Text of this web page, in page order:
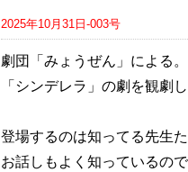
2025年10月31日-003号
劇団「みょうぜん」による。
「シンデレラ」の劇を観劇
登場するのは知ってる先生
お話しもよく知っているの